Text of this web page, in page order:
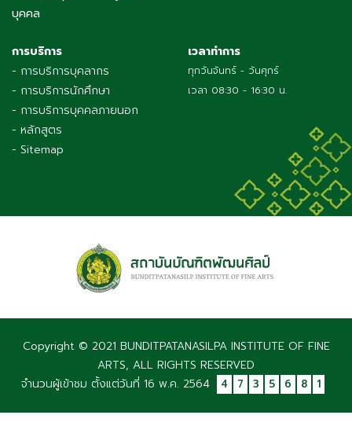
บุคคล
การบริการ
- การบริการบุคลากร
- การบริการนักศึกษา
- การบริการบุคคลภายนอก
- หลักสูตร
- Sitemap
เวลาทำการ
ทุกวันจันทร์ - วันศุกร์
เวลา 08:30 - 16:30 น.
Copyright © 2021 BUNDITPATANASILPA INSTITUTE OF FINE
ARTS, ALL RIGHTS RESERVED
จำนวนผู้เข้าชม ตั้งแต่วันที่ 16 พ.ค. 2564
4 7 3 5 6 8 1